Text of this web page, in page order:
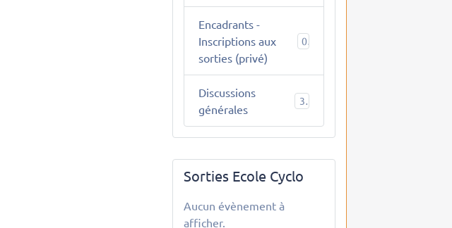
Encadrants -
Inscriptions aux
sorties (privé)
0
Discussions
générales
3
Sorties Ecole Cyclo
Aucun évènement à
afficher.